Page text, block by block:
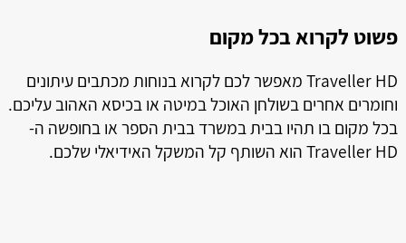
פשוט לקרוא בכל מקום
Traveller HD מאפשר לכם לקרוא בנוחות מכתבים עיתונים
וחומרים אחרים בשולחן האוכל במיטה או בכיסא האהוב עליכם.
בכל מקום בו תהיו בבית במשרד בבית הספר או בחופשה ה-
Traveller HD הוא השותף קל המשקל האידיאלי שלכם.